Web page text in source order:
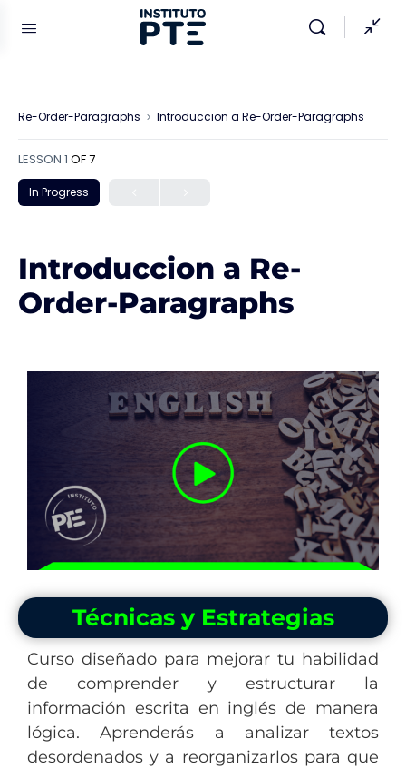
Re-Order-Paragraphs Introduccion a Re-Order-Paragraphs
LESSON 1 OF 7
In Progress
Introduccion a Re-
Order-Paragraphs
Técnicas y Estrategias
Curso diseñado para mejorar tu habilidad
de comprender y estructurar la
información escrita en inglés de manera
lógica. Aprenderás a analizar textos
desordenados y a reorganizarlos para que